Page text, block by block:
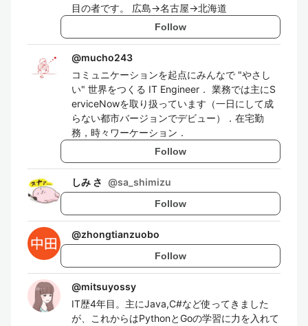
目の者です。 広島→名古屋→北海道
Follow
@mucho243
コミュニケーションを起点にみんなで "やさし
い" 世界をつくる IT Engineer． 業務では主にS
erviceNowを取り扱っています（一日にして成
らない都市バージョンでデビュー）．在宅勤
務，時々ワーケーション．
Follow
しみ さ @sa_shimizu
Follow
@zhongtianzuobo
Follow
@mitsuyossy
IT歴4年目。主にJava,C#など使ってきました
が、これからはPythonとGoの学習に力を入れて